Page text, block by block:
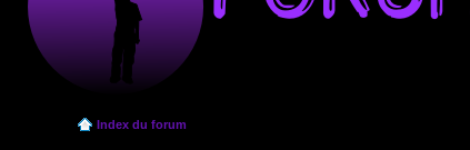
Index du forum